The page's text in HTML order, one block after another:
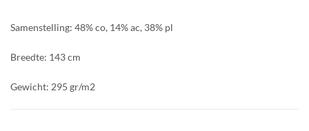
Samenstelling: 48% co, 14% ac, 38% pl
Breedte: 143 cm
Gewicht: 295 gr/m2